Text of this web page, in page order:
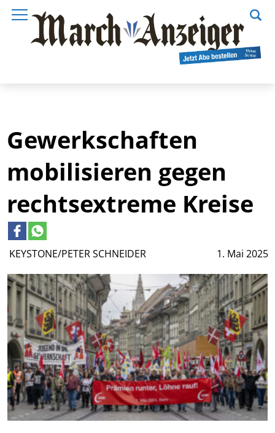
KEYSTONE/PETER SCHNEIDER 1. Mai 2025
Gewerkschaften
mobilisieren gegen
rechtsextreme Kreise